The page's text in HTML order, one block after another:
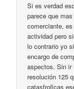
Si es verdad
parece que
comerciante,
actividad pero
lo contrario yo
encargo de
aspectos. Sin ir
resolución 125
catasfroficas